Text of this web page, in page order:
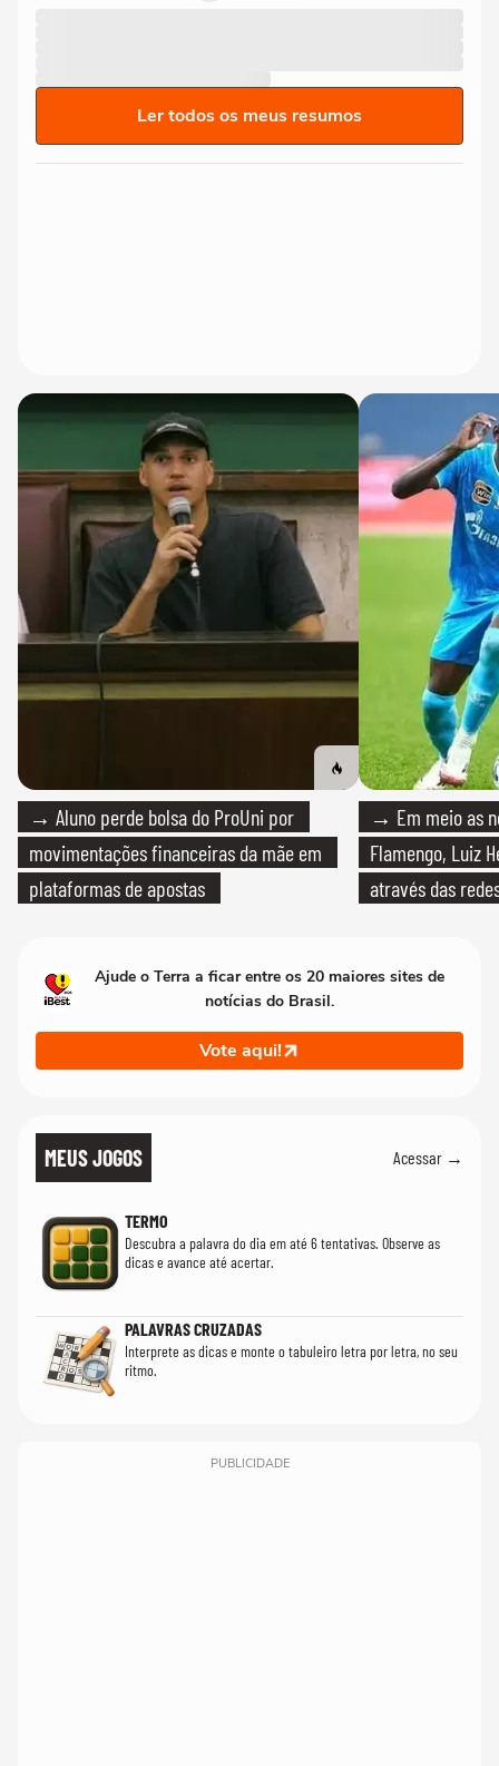
Ler todos os meus resumos
→ Aluno perde bolsa do ProUni por
movimentações financeiras da mãe em
plataformas de apostas
→ Em meio as
Flamengo, Luiz
através das
Ajude o Terra a ficar entre os 20 maiores sites de
notícias do Brasil.
Vote aqui!
MEUS JOGOS Acessar →
TERMO
Descubra a palavra do dia em até 6 tentativas. Observe as
dicas e avance até acertar.
PALAVRAS CRUZADAS
Interprete as dicas e monte o tabuleiro letra por letra, no seu
ritmo.
PUBLICIDADE